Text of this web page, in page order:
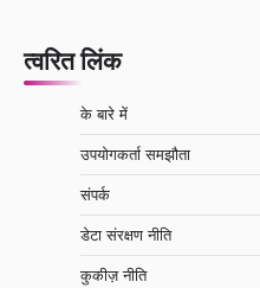
त्वरित लिंक
के बारे में
उपयोगकर्ता समझौता
संपर्क
डेटा संरक्षण नीति
कुकीज़ नीति